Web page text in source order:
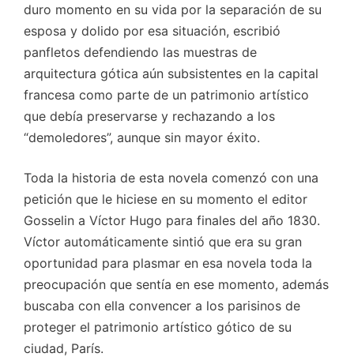
duro momento en su vida por la separación de su
esposa y dolido por esa situación, escribió
panfletos defendiendo las muestras de
arquitectura gótica aún subsistentes en la capital
francesa como parte de un patrimonio artístico
que debía preservarse y rechazando a los
“demoledores”, aunque sin mayor éxito.
Toda la historia de esta novela comenzó con una
petición que le hiciese en su momento el editor
Gosselin a Víctor Hugo para finales del año 1830.
Víctor automáticamente sintió que era su gran
oportunidad para plasmar en esa novela toda la
preocupación que sentía en ese momento, además
buscaba con ella convencer a los parisinos de
proteger el patrimonio artístico gótico de su
ciudad, París.